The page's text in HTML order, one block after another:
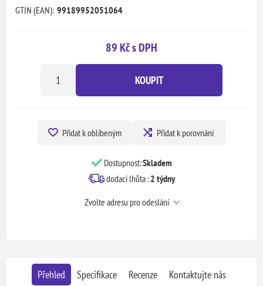
GTIN (EAN): 99189952051064
89 Kč s DPH
KOUPIT
Přidat k oblíbeným Přidat k porovnání
Dostupnost:Skladem
dodací lhůta :2 týdny
Zvolte adresu pro odeslání
Přehled Specifikace Recenze Kontaktujte nás